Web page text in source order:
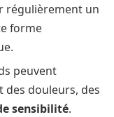
régulièrement un
forme
peuvent
des douleurs, des
sensibilité.